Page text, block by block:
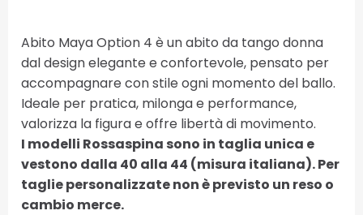
Abito Maya Option 4 è un abito da tango donna
dal design elegante e confortevole, pensato per
accompagnare con stile ogni momento del ballo.
Ideale per pratica, milonga e performance,
valorizza la figura e offre libertà di movimento.
I modelli Rossaspina sono in taglia unica e
vestono dalla 40 alla 44 (misura italiana). Per
taglie personalizzate non è previsto un reso o
cambio merce.